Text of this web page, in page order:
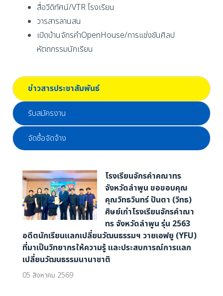
สื่อวีดิทัศน์/VTR โรงเรียน
วารสารลานสน
เปิดบ้านจักรคำOpenHouse/การแข่งขันศิลป
หัตถกรรมนักเรียน
ข่าวสารประชาสัมพันธ์
รับสมัครงาน
จัดซื้อจัดจ้าง
โรงเรียนจักรคำคณาทร
จังหวัดลำพูน ขอขอบคุณ
คุณวิทธวินทร์ ปันตา (วิทธ)
ศิษย์เก่าโรงเรียนจักรคำณา
ทร จังหวัดลำพูน รุ่น 2563
อดีตนักเรียนแลกเปลี่ยนวัฒนธรรมฯ วายเอฟยู (YFU)
ที่มาเป็นวิทยากรให้ความรู้ และประสบการณ์การแลก
เปลี่ยนวัฒนธรรมนานาชาติ
05 สิงหาคม 2569